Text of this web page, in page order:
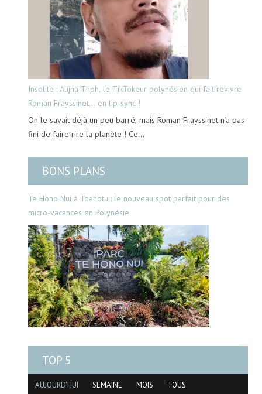
Insolite : Alijha Thph, le TikTokeur polynésien qui fait revivre
Roman Frayssinet… en lip-sync !
On le savait déjà un peu barré, mais Roman Frayssinet n’a pas
fini de faire rire la planète ! Ce…
BONS PLANS
Te Hono Nui à Toahotu : le nouveau spot parfait pour des
micro-vacances en Polynésie
TOP 5
AUJOURD'HUI SEMAINE MOIS TOUS